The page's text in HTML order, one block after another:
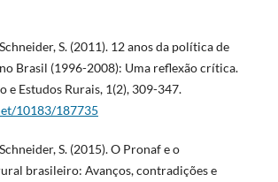
S. (2011). 12 anos da política de
Brasil (1996-2008): Uma reflexão crítica.
e Estudos Rurais, 1(2), 309-347.
10183/187735
S. (2015). O Pronaf e o
brasileiro: Avanços, contradições e